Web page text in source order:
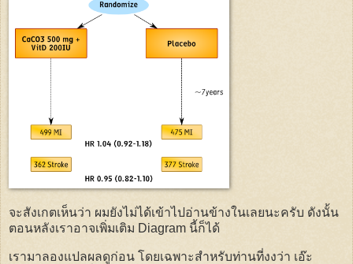
จะสังเกตเห็นว่า ผมยังไม่ได้เข้าไปอ่านข้างในเลยนะครับ ดังนั้น
ตอนหลังเราอาจเพิ่มเติม Diagram นี้ก็ได้
เรามาลองแปลผลดูก่อน โดยเฉพาะสำหรับท่านที่งงว่า เอ๊ะ